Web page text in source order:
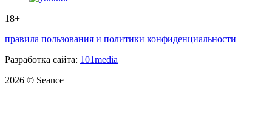
18+
правила пользования и политики конфиденциальности
Разработка сайта: 101media
2026 © Seance